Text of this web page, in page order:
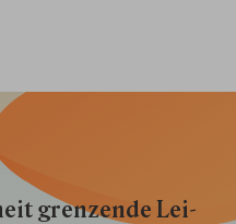
gren­zende Lei­